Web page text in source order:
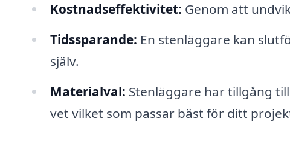
Kostnadseffektivitet: Genom att
Tidssparande: En stenläggare kan
själv.
Materialval: Stenläggare har tillgång
vet vilket som passar bäst för ditt